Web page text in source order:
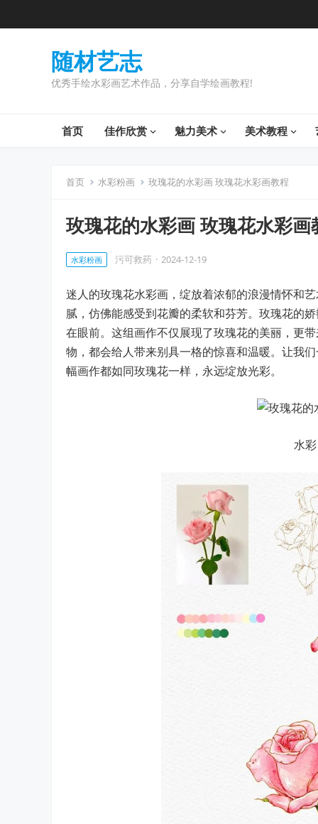
随材艺志
优秀手绘水彩画艺术作品，分享自学绘画教程!
首页 佳作欣赏 魅力美术 美术教程
首页 水彩粉画 玫瑰花的水彩画 玫瑰花水彩画教程
玫瑰花的水彩画 玫瑰花水彩画
水彩粉画 污可救药 · 2024-12-19
迷人的玫瑰花水彩画，绽放着浓郁的浪漫情怀和
腻，仿佛能感受到花瓣的柔软和芬芳。玫瑰花的
在眼前。这组画作不仅展现了玫瑰花的美丽，更
物，都会给人带来别具一格的惊喜和温暖。让我
幅画作都如同玫瑰花一样，永远绽放光彩。
水